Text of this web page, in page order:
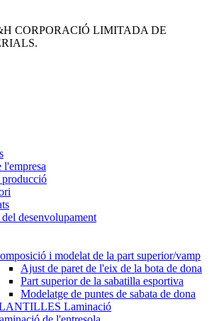
CORPORACIÓ LIMITADA DE
l'empresa
producció
desenvolupament
i modelat de la part superior/vamp
Ajust de paret de l'eix de la bota de dona
Part superior de la sabatilla esportiva
Modelatge de puntes de sabata de dona
Laminació